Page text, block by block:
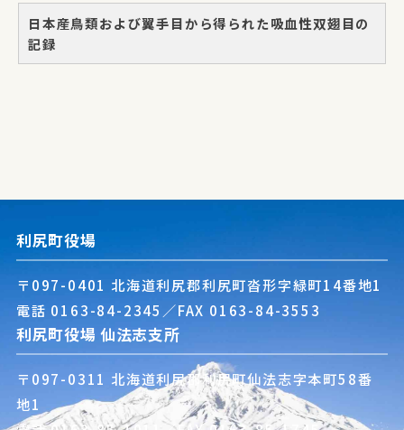
日本産鳥類および翼手目から得られた吸血性双翅目の
記録
利尻町役場
〒097-0401 北海道利尻郡利尻町沓形字緑町14番地1
電話 0163-84-2345 ／FAX 0163-84-3553
利尻町役場 仙法志支所
〒097-0311 北海道利尻郡利尻町仙法志字本町58番
地1